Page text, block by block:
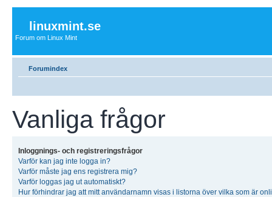
linuxmint.se
Forum om Linux Mint
Forumindex
Vanliga frågor
Inloggnings- och registreringsfrågor
Varför kan jag inte logga in?
Varför måste jag ens registrera mig?
Varför loggas jag ut automatiskt?
Hur förhindrar jag att mitt användarnamn visas i listorna över vilka som är